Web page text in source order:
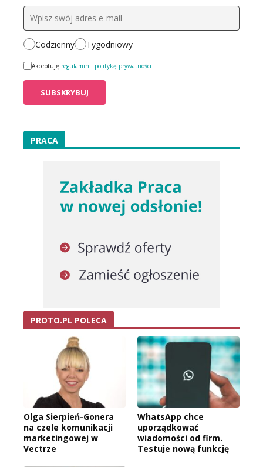
Codzienny Tygodniowy
Akceptuję regulamin i politykę prywatności
PRACA
PROTO.PL POLECA
Olga Sierpień-Gonera
na czele komunikacji
marketingowej w
Vectrze
WhatsApp chce
uporządkować
wiadomości od firm.
Testuje nową funkcję